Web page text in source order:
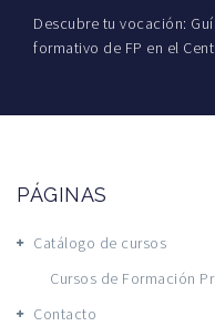
Descubre tu vocación:
formativo de FP en el
PÁGINAS
Catálogo de cursos
Cursos de Formación
Contacto